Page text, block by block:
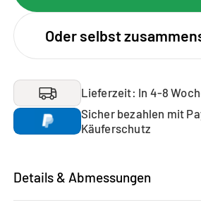
Oder selbst
Lieferzeit: In 4-8
Sicher bezahlen mit
Käuferschutz
Details & Abmessungen